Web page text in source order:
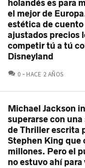
holandés es para
el mejor de
estética de cuento
ajustados precios
competir tú a tú
Disneyland
0 COMENTARIOS
HACE 2 AÑOS
Michael Jackson
superarse con una
de Thriller escrita
Stephen King que
millones. Pero el
no estuvo ahí para